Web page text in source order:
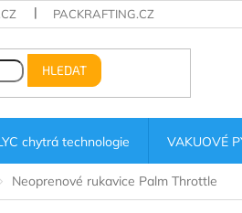
PACKRAFTING.CZ
HLEDAT
chytrá technologie VAKUOVÉ
Neoprenové rukavice Palm Throttle